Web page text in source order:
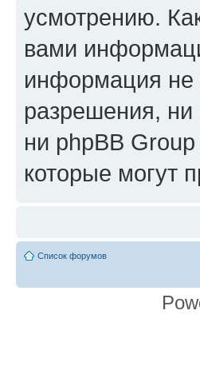
усмотрению.
вами
информация не
разрешения,
ни phpBB
которые могут
Список форумов